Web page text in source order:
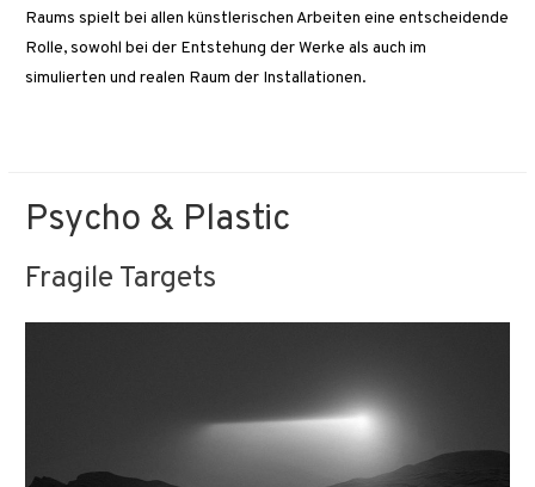
Raums spielt bei allen künstlerischen Arbeiten eine entscheidende
Rolle, sowohl bei der Entstehung der Werke als auch im
simulierten und realen Raum der Installationen.
Psycho & Plastic
Fragile Targets